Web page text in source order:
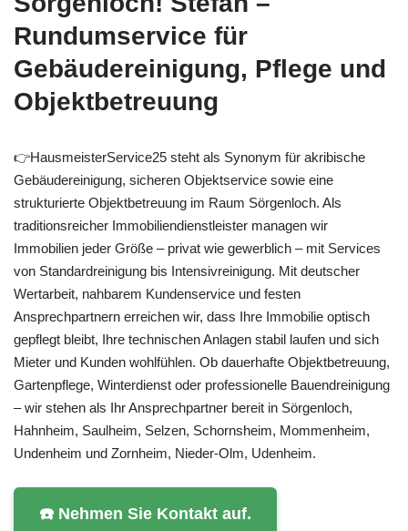
Rundumservice für
Gebäudereinigung, Pflege und
Objektbetreuung
👉HausmeisterService25 steht als Synonym für akribische
Gebäudereinigung, sicheren Objektservice sowie eine
strukturierte Objektbetreuung im Raum Sörgenloch. Als
traditionsreicher Immobiliendienstleister managen wir
Immobilien jeder Größe – privat wie gewerblich – mit Services
von Standardreinigung bis Intensivreinigung. Mit deutscher
Wertarbeit, nahbarem Kundenservice und festen
Ansprechpartnern erreichen wir, dass Ihre Immobilie optisch
gepflegt bleibt, Ihre technischen Anlagen stabil laufen und sich
Mieter und Kunden wohlfühlen. Ob dauerhafte Objektbetreuung,
Gartenpflege, Winterdienst oder professionelle Bauendreinigung
– wir stehen als Ihr Ansprechpartner bereit in Sörgenloch,
Hahnheim, Saulheim, Selzen, Schornsheim, Mommenheim,
Undenheim und Zornheim, Nieder-Olm, Udenheim.
☎️ Nehmen Sie Kontakt auf.